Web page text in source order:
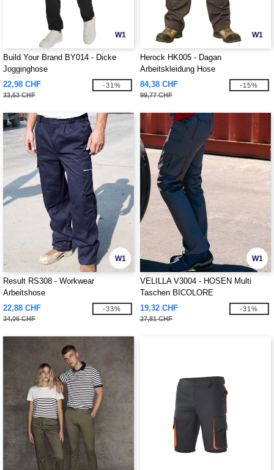
W1
Build Your Brand BY014 - Dicke
Jogginghose
22,98 CHF
33,53 CHF
-31%
W1
Herock HK005 - Dagan
Arbeitskleidung Hose
84,38 CHF
99,77 CHF
-15%
W1
Result RS308 - Workwear
Arbeitshose
22,88 CHF
34,06 CHF
-33%
W1
VELILLA V3004 - HOSEN Multi
Taschen BICOLORE
19,32 CHF
27,81 CHF
-31%